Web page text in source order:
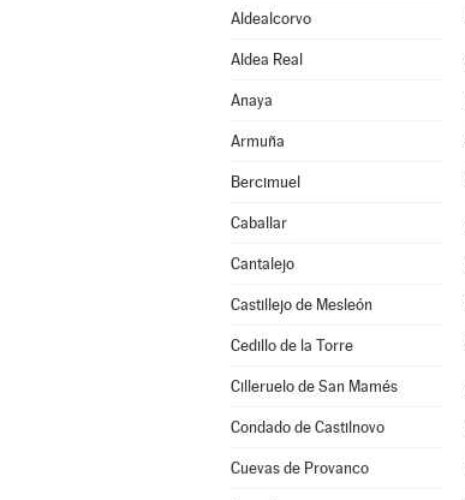
Aldealcorvo
Aldea Real
Anaya
Armuña
Bercimuel
Caballar
Cantalejo
Castillejo de Mesleón
Cedillo de la Torre
Cilleruelo de San Mamés
Condado de Castilnovo
Cuevas de Provanco